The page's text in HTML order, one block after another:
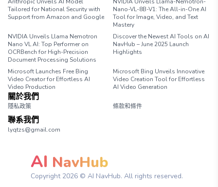
Tailored for National Security with
Support from Amazon and Google
Nano-VL-8B-V1: The All-in-One AI
Tool for Image, Video, and Text
Mastery
NVIDIA Unveils Llama Nemotron
Nano VL AI: Top Performer on
OCRBench for High-Precision
Document Processing Solutions
Discover the Newest AI Tools on AI
NavHub – June 2025 Launch
Highlights
Microsoft Launches Free Bing
Video Creator for Effortless AI
Video Production
Microsoft Bing Unveils Innovative
Video Creation Tool for Effortless
AI Video Generation
關於我們
隱私政策 條款和條件
聯系我們
lyqtzs@gmail.com
AI NavHub
Copyright 2026© AI NavHub. All rights reserved.